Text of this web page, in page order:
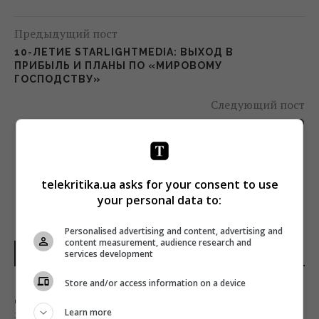
Предыдущий пост
10-ЛЕТИЕ STARLIGHTMEDIA: ВЫХОД В
ПРИБЫЛЬ И ПЛАНЫ ПО «МИРОВОМУ
ГОСПОДСТВУ»
Следующий пост
«ГРОМАДСЬКЕ РАДИО» ЗАПУСТИЛО
НОВОСТИ УКРАИНЫ
Дроны уже полсуток атакуют Крым: в Ялте
зафиксирован пожар в районе порта
telekritika.ua asks for your consent to use
your personal data to:
Personalised advertising and content, advertising and
content measurement, audience research and
services development
Store and/or access information on a device
Learn more